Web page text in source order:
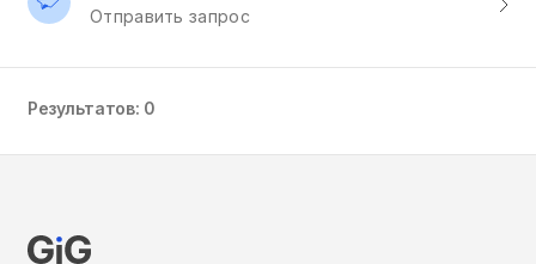
Отправить запрос
Результатов: 0